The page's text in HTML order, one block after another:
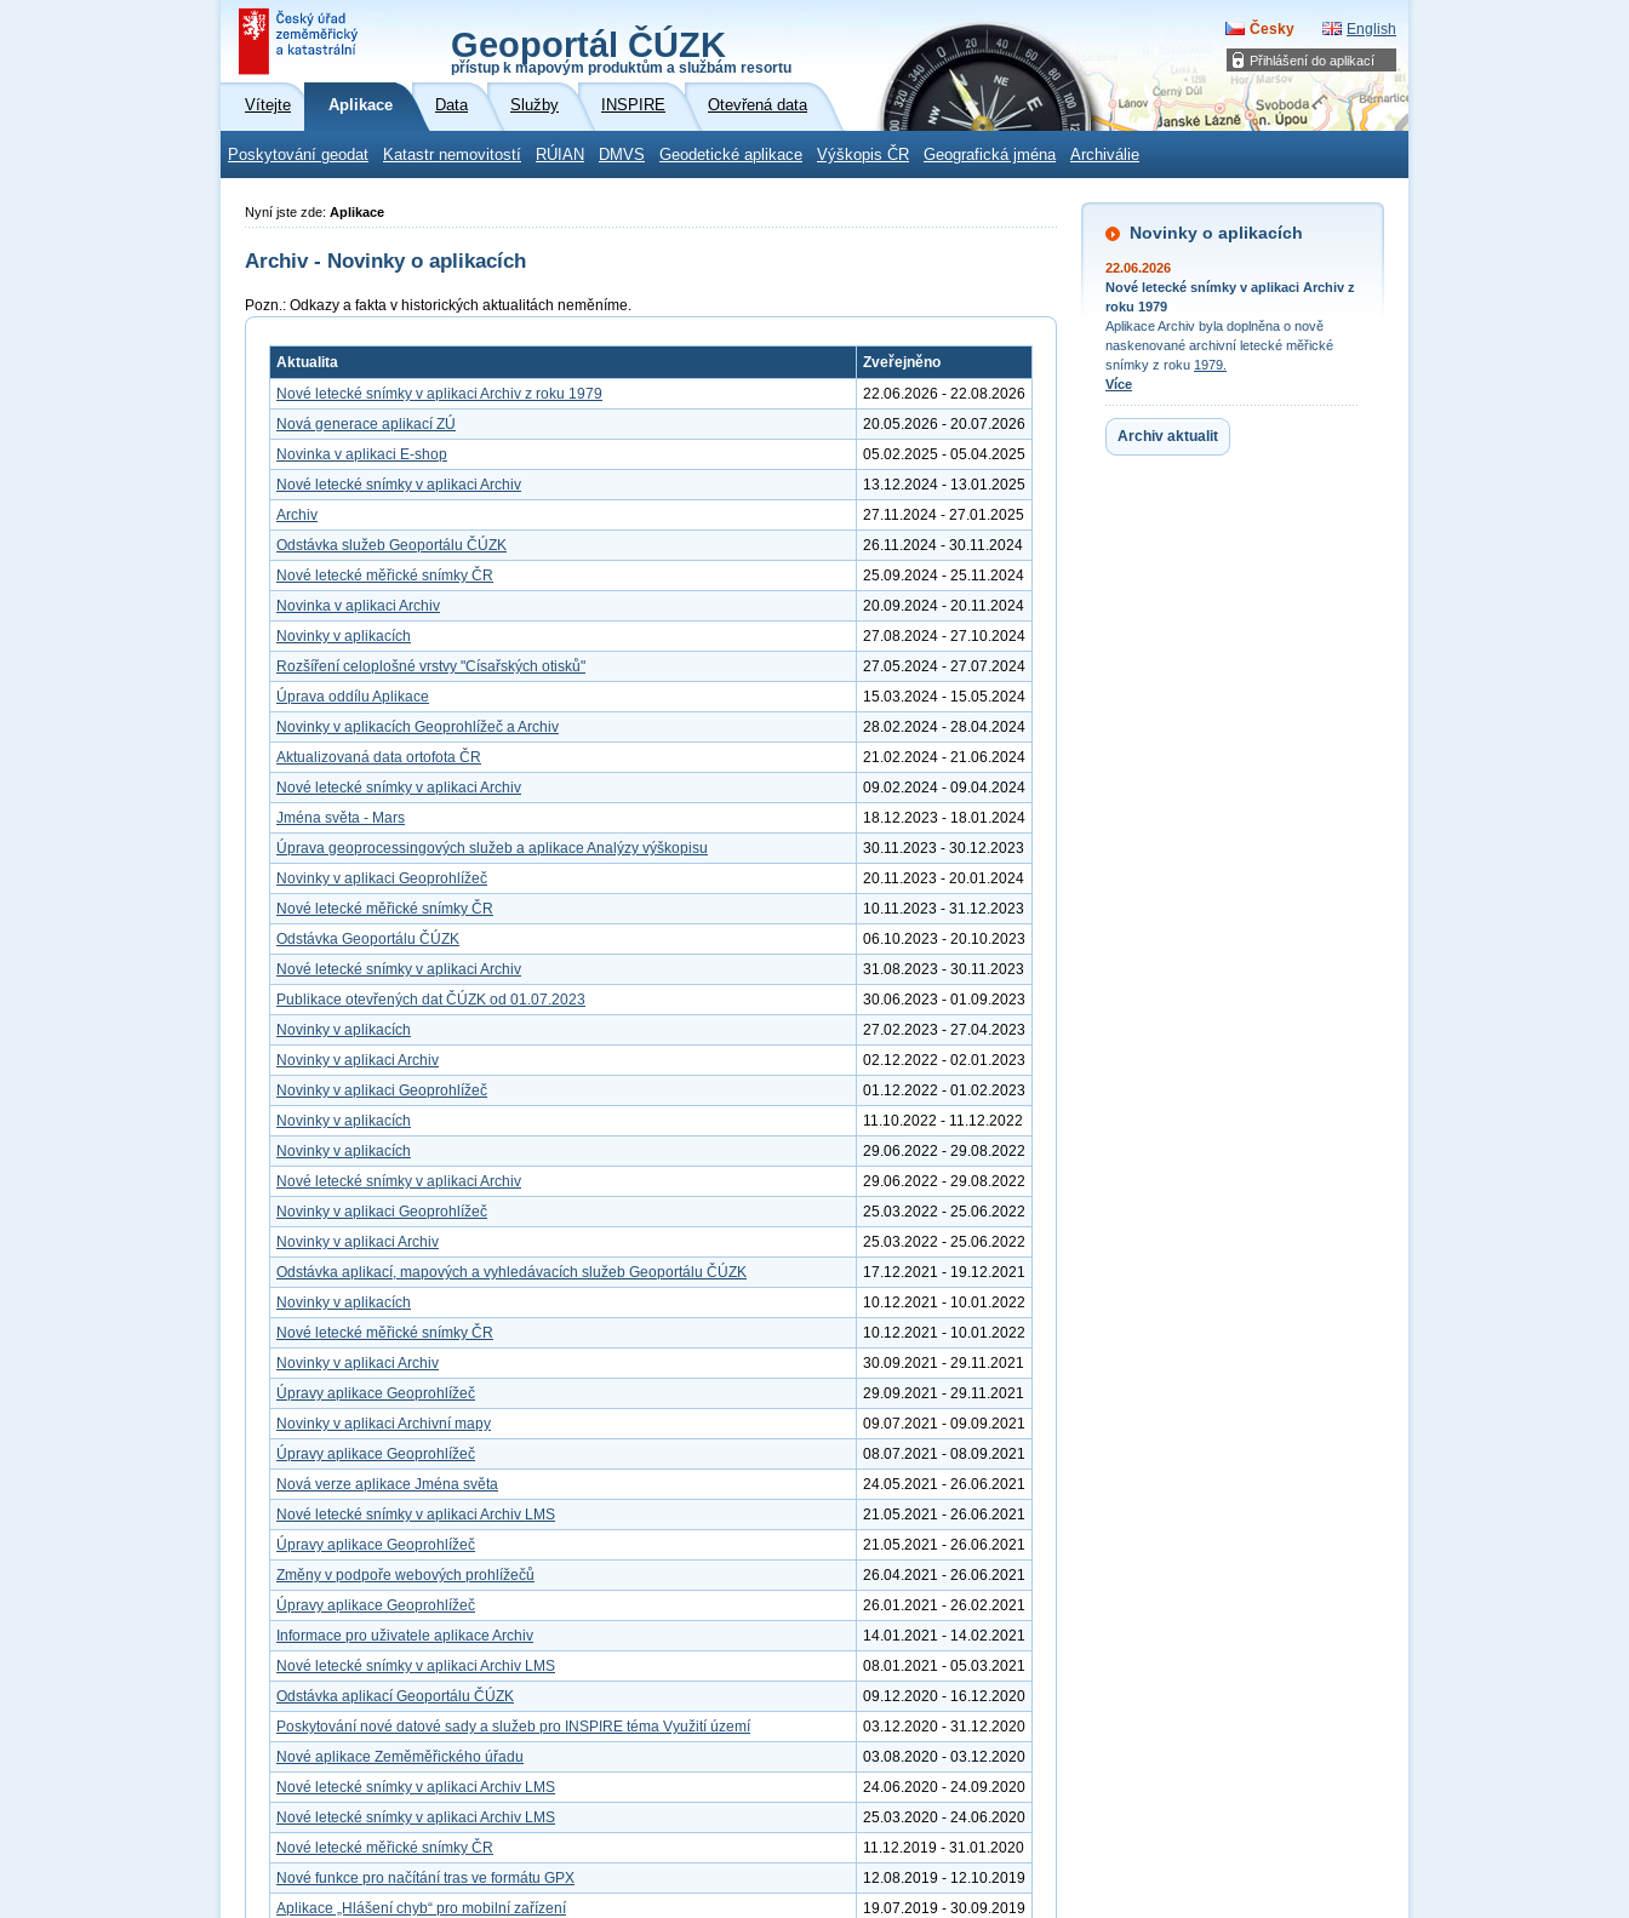
Přihlášení do aplikací
Geoportál ČÚZK
přístup k mapovým produktům a službám resortu
Česky English
Vítejte Aplikace Data Služby INSPIRE Otevřená data
Poskytování geodat Katastr nemovitostí RÚIAN DMVS Geodetické aplikace Výškopis ČR Geografická jména Archiválie
Novinky o aplikacích
22.06.2026
Nové letecké snímky v aplikaci Archiv z
roku 1979
Aplikace Archiv byla doplněna o nově
naskenované archivní letecké měřické
snímky z roku 1979.
Více
Archiv aktualit
Nyní jste zde: Aplikace
Archiv - Novinky o aplikacích
Pozn.: Odkazy a fakta v historických aktualitách neměníme.
Aktualita
Zveřejněno
Nové letecké snímky v aplikaci Archiv z roku 1979
22.06.2026 - 22.08.2026
Nová generace aplikací ZÚ
20.05.2026 - 20.07.2026
Novinka v aplikaci E-shop
05.02.2025 - 05.04.2025
Nové letecké snímky v aplikaci Archiv
13.12.2024 - 13.01.2025
Archiv
27.11.2024 - 27.01.2025
Odstávka služeb Geoportálu ČÚZK
26.11.2024 - 30.11.2024
Nové letecké měřické snímky ČR
25.09.2024 - 25.11.2024
Novinka v aplikaci Archiv
20.09.2024 - 20.11.2024
Novinky v aplikacích
27.08.2024 - 27.10.2024
Rozšíření celoplošné vrstvy "Císařských otisků"
27.05.2024 - 27.07.2024
Úprava oddílu Aplikace
15.03.2024 - 15.05.2024
Novinky v aplikacích Geoprohlížeč a Archiv
28.02.2024 - 28.04.2024
Aktualizovaná data ortofota ČR
21.02.2024 - 21.06.2024
Nové letecké snímky v aplikaci Archiv
09.02.2024 - 09.04.2024
Jména světa - Mars
18.12.2023 - 18.01.2024
Úprava geoprocessingových služeb a aplikace Analýzy výškopisu
30.11.2023 - 30.12.2023
Novinky v aplikaci Geoprohlížeč
20.11.2023 - 20.01.2024
Nové letecké měřické snímky ČR
10.11.2023 - 31.12.2023
Odstávka Geoportálu ČÚZK
06.10.2023 - 20.10.2023
Nové letecké snímky v aplikaci Archiv
31.08.2023 - 30.11.2023
Publikace otevřených dat ČÚZK od 01.07.2023
30.06.2023 - 01.09.2023
Novinky v aplikacích
27.02.2023 - 27.04.2023
Novinky v aplikaci Archiv
02.12.2022 - 02.01.2023
Novinky v aplikaci Geoprohlížeč
01.12.2022 - 01.02.2023
Novinky v aplikacích
11.10.2022 - 11.12.2022
Novinky v aplikacích
29.06.2022 - 29.08.2022
Nové letecké snímky v aplikaci Archiv
29.06.2022 - 29.08.2022
Novinky v aplikaci Geoprohlížeč
25.03.2022 - 25.06.2022
Novinky v aplikaci Archiv
25.03.2022 - 25.06.2022
Odstávka aplikací, mapových a vyhledávacích služeb Geoportálu ČÚZK
17.12.2021 - 19.12.2021
Novinky v aplikacích
10.12.2021 - 10.01.2022
Nové letecké měřické snímky ČR
10.12.2021 - 10.01.2022
Novinky v aplikaci Archiv
30.09.2021 - 29.11.2021
Úpravy aplikace Geoprohlížeč
29.09.2021 - 29.11.2021
Novinky v aplikaci Archivní mapy
09.07.2021 - 09.09.2021
Úpravy aplikace Geoprohlížeč
08.07.2021 - 08.09.2021
Nová verze aplikace Jména světa
24.05.2021 - 26.06.2021
Nové letecké snímky v aplikaci Archiv LMS
21.05.2021 - 26.06.2021
Úpravy aplikace Geoprohlížeč
21.05.2021 - 26.06.2021
Změny v podpoře webových prohlížečů
26.04.2021 - 26.06.2021
Úpravy aplikace Geoprohlížeč
26.01.2021 - 26.02.2021
Informace pro uživatele aplikace Archiv
14.01.2021 - 14.02.2021
Nové letecké snímky v aplikaci Archiv LMS
08.01.2021 - 05.03.2021
Odstávka aplikací Geoportálu ČÚZK
09.12.2020 - 16.12.2020
Poskytování nové datové sady a služeb pro INSPIRE téma Využití území
03.12.2020 - 31.12.2020
Nové aplikace Zeměměřického úřadu
03.08.2020 - 03.12.2020
Nové letecké snímky v aplikaci Archiv LMS
24.06.2020 - 24.09.2020
Nové letecké snímky v aplikaci Archiv LMS
25.03.2020 - 24.06.2020
Nové letecké měřické snímky ČR
11.12.2019 - 31.01.2020
Nové funkce pro načítání tras ve formátu GPX
12.08.2019 - 12.10.2019
Aplikace „Hlášení chyb“ pro mobilní zařízení
19.07.2019 - 30.09.2019